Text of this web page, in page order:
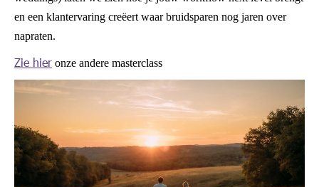
en een klantervaring creëert waar bruidsparen nog jaren over
napraten.
Zie hier onze andere masterclass